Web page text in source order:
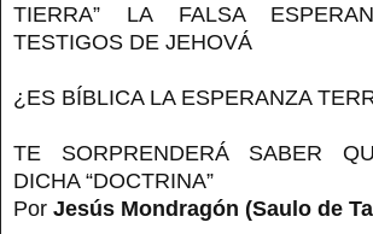
TIERRA” LA FALSA
TESTIGOS DE JEHOVÁ
¿ES BÍBLICA LA ESPERANZA
TE SORPRENDERÁ SABER
DICHA “DOCTRINA”
Por Jesús Mondragón (Saulo de